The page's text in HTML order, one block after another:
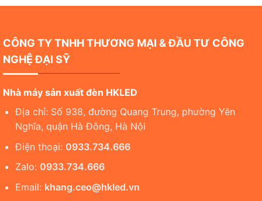
CÔNG TY TNHH THƯƠNG MẠI & ĐẦU TƯ CÔNG
NGHỆ ĐẠI SỸ
Nhà máy sản xuất đèn HKLED
Địa chỉ: Số 938, đường Quang Trung, phường Yên
Nghĩa, quận Hà Đông, Hà Nội
Điện thoại: 0933.734.666
Zalo: 0933.734.666
Email: khang.ceo@hkled.vn